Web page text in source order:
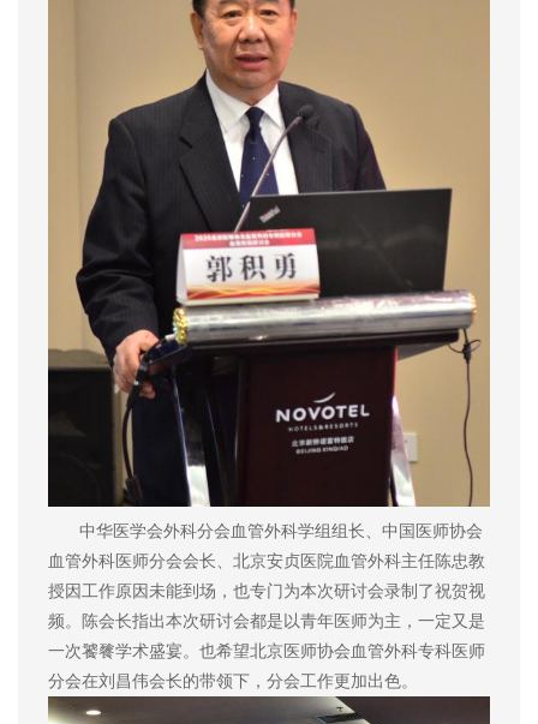
中华医学会外科分会血管外科学组组长、中国医师协会
血管外科医师分会会长、北京安贞医院血管外科主任陈忠教
授因工作原因未能到场，也专门为本次研讨会录制了祝贺视
频。陈会长指出本次研讨会都是以青年医师为主，一定又是
一次饕餮学术盛宴。也希望北京医师协会血管外科专科医师
分会在刘昌伟会长的带领下，分会工作更加出色。